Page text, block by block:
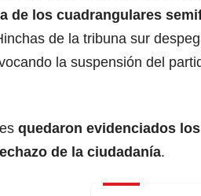
de los cuadrangulares
de la tribuna sur
la suspensión del
quedaron evidenciados
de la ciudadanía.